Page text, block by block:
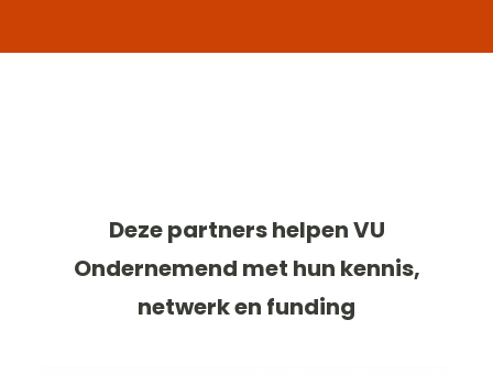
Deze partners helpen VU
Ondernemend met hun kennis,
netwerk en funding